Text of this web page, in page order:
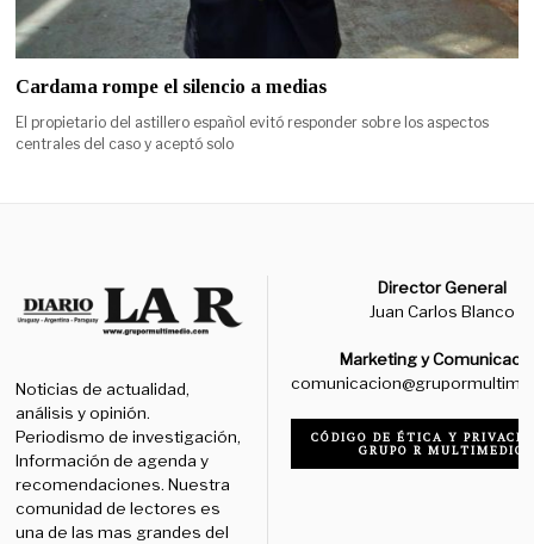
Cardama rompe el silencio a medias
El propietario del astillero español evitó responder sobre los aspectos
centrales del caso y aceptó solo
Noticias de actualidad,
análisis y opinión.
Periodismo de investigación,
Información de agenda y
recomendaciones. Nuestra
comunidad de lectores es
una de las mas grandes del
Director General
Juan Carlos Blanco
Marketing y
CÓDIGO DE ÉTICA Y
GRUPO R MULTIMEDIO